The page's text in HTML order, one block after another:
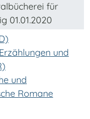
für
01.01.2020
und
und
Romane